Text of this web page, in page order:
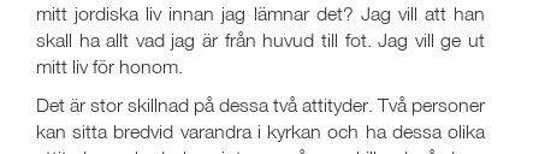
mitt jordiska liv innan jag lämnar det? Jag vill att han
skall ha allt vad jag är från huvud till fot. Jag vill ge ut
mitt liv för honom.
Det är stor skillnad på dessa två attityder. Två personer
kan sitta bredvid varandra i kyrkan och ha dessa olika